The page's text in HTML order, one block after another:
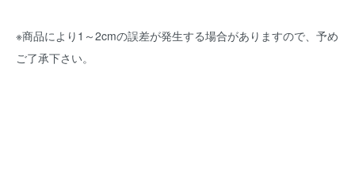
※商品により1～2cmの誤差が発生する場合がありますので、予め
ご了承下さい。